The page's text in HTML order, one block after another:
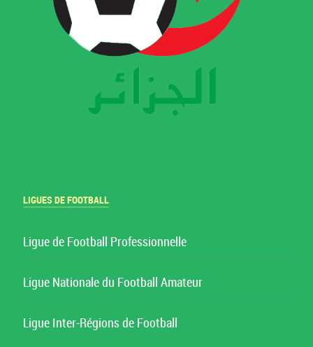
LIGUES DE FOOTBALL
Ligue de Football Professionnelle
Ligue Nationale du Football Amateur
Ligue Inter-Régions de Football